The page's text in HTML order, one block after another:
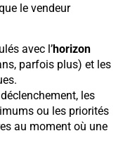
le vendeur
avec l’horizon
parfois plus) et les
les
ou les priorités
au moment où une